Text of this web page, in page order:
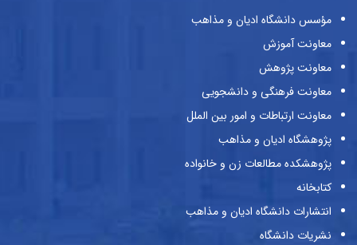
مؤسس دانشگاه ادیان و مذاهب
معاونت آموزش
معاونت پژوهش
معاونت فرهنگی و دانشجویی
معاونت ارتباطات و امور بین الملل
پژوهشگاه ادیان و مذاهب
پژوهشکده مطالعات زن و خانواده
کتابخانه
انتشارات دانشگاه ادیان و مذاهب
نشریات دانشگاه